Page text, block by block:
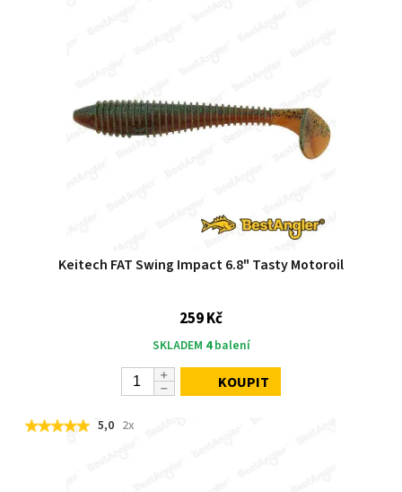
Keitech FAT Swing Impact 6.8" Tasty Motoroil
259 Kč
SKLADEM 4balení
KOUPIT
5,0 2x